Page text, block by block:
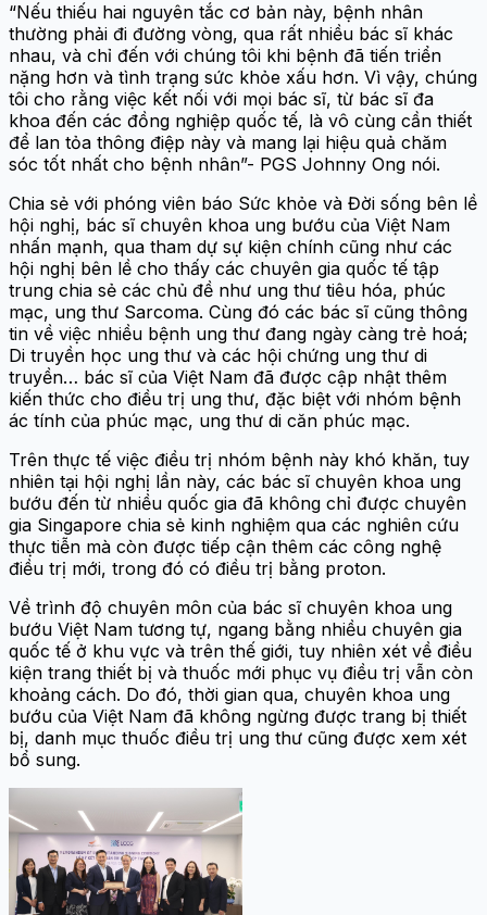
“Nếu thiếu hai nguyên tắc cơ bản này, bệnh nhân
thường phải đi đường vòng, qua rất nhiều bác sĩ khác
nhau, và chỉ đến với chúng tôi khi bệnh đã tiến triển
nặng hơn và tình trạng sức khỏe xấu hơn. Vì vậy, chúng
tôi cho rằng việc kết nối với mọi bác sĩ, từ bác sĩ đa
khoa đến các đồng nghiệp quốc tế, là vô cùng cần thiết
để lan tỏa thông điệp này và mang lại hiệu quả chăm
sóc tốt nhất cho bệnh nhân”- PGS Johnny Ong nói.
Chia sẻ với phóng viên báo Sức khỏe và Đời sống bên lề
hội nghị, bác sĩ chuyên khoa ung bướu của Việt Nam
nhấn mạnh, qua tham dự sự kiện chính cũng như các
hội nghị bên lề cho thấy các chuyên gia quốc tế tập
trung chia sẻ các chủ đề như ung thư tiêu hóa, phúc
mạc, ung thư Sarcoma. Cùng đó các bác sĩ cũng thông
tin về việc nhiều bệnh ung thư đang ngày càng trẻ hoá;
Di truyền học ung thư và các hội chứng ung thư di
truyền… bác sĩ của Việt Nam đã được cập nhật thêm
kiến thức cho điều trị ung thư, đặc biệt với nhóm bệnh
ác tính của phúc mạc, ung thư di căn phúc mạc.
Trên thực tế việc điều trị nhóm bệnh này khó khăn, tuy
nhiên tại hội nghị lần này, các bác sĩ chuyên khoa ung
bướu đến từ nhiều quốc gia đã không chỉ được chuyên
gia Singapore chia sẻ kinh nghiệm qua các nghiên cứu
thực tiễn mà còn được tiếp cận thêm các công nghệ
điều trị mới, trong đó có điều trị bằng proton.
Về trình độ chuyên môn của bác sĩ chuyên khoa ung
bướu Việt Nam tương tự, ngang bằng nhiều chuyên gia
quốc tế ở khu vực và trên thế giới, tuy nhiên xét về điều
kiện trang thiết bị và thuốc mới phục vụ điều trị vẫn còn
khoảng cách. Do đó, thời gian qua, chuyên khoa ung
bướu của Việt Nam đã không ngừng được trang bị thiết
bị, danh mục thuốc điều trị ung thư cũng được xem xét
bổ sung.